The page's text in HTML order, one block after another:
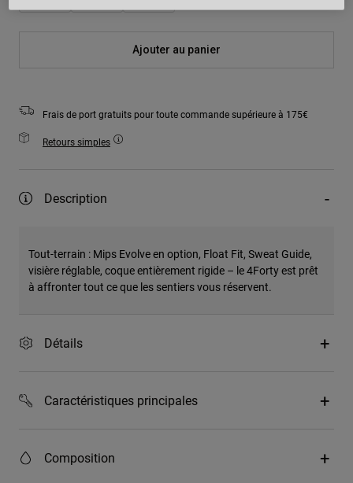
Ajouter au panier
Frais de port gratuits pour toute commande supérieure à 175€
Retours simples
Description
Tout-terrain : Mips Evolve en option, Float Fit, Sweat Guide,
visière réglable, coque entièrement rigide – le 4Forty est prêt
à affronter tout ce que les sentiers vous réservent.
Détails
Caractéristiques principales
Composition